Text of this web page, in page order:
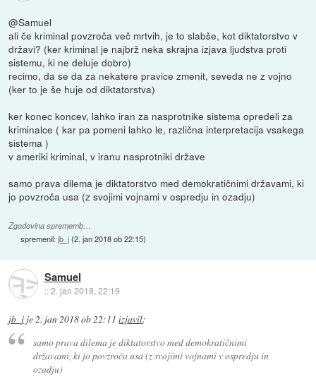
@Samuel
ali če kriminal povzroča več mrtvih, je to slabše, kot diktatorstvo v
državi? (ker kriminal je najbrž neka skrajna izjava ljudstva proti
sistemu, ki ne deluje dobro)
recimo, da se da za nekatere pravice zmenit, seveda ne z vojno
(ker to je še huje od diktatorstva)
ker konec koncev, lahko iran za nasprotnike sistema opredeli za
kriminalce ( kar pa pomeni lahko le, različna interpretacija vsakega
sistema )
v ameriki kriminal, v iranu nasprotniki države
samo prava dilema je diktatorstvo med demokratičnimi državami, ki
jo povzroča usa (z svojimi vojnami v ospredju in ozadju)
Zgodovina sprememb…
spremenil:jb_j(2. jan 2018 ob 22:15)
Samuel
::2. jan 2018, 22:19
jb_j je 2. jan 2018 ob 22:11 izjavil:
samo prava dilema je diktatorstvo med demokratičnimi
državami, ki jo povzroča usa (z svojimi vojnami v ospredju in
ozadju)